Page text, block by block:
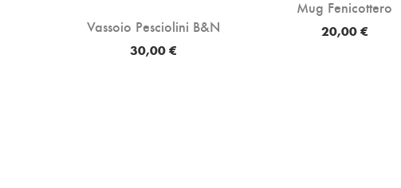
Vassoio Pesciolini B&N
30,00 €
Mug Fenicottero
20,00 €